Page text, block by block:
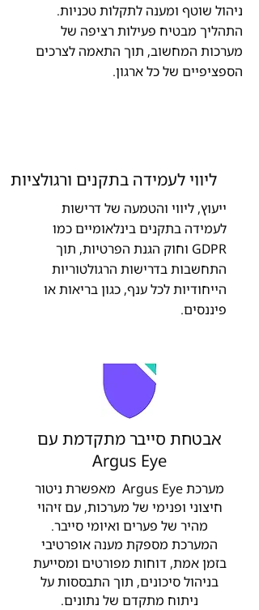
ניהול שוטף ומענה לתקלות טכניות.
התהליך מבטיח פעילות רציפה של
מערכות המחשוב, תוך התאמה לצרכים
הספציפיים של כל ארגון.
ליווי לעמידה בתקנים ורגולציות
ייעוץ, ליווי והטמעה של דרישות
לעמידה בתקנים בינלאומיים כמו
GDPR וחוק הגנת הפרטיות, תוך
התחשבות בדרישות הרגולטוריות
הייחודיות לכל ענף, כגון בריאות או
פיננסים.
אבטחת סייבר מתקדמת עם
Argus Eye
מערכת Argus Eye מאפשרת ניטור
חיצוני ופנימי של מערכות, עם זיהוי
מהיר של פערים ואיומי סייבר.
המערכת מספקת מענה אופרטיבי
בזמן אמת, דוחות מפורטים ומסייעת
בניהול סיכונים, תוך התבססות על
ניתוח מתקדם של נתונים.